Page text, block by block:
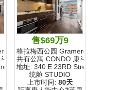
Park
售$69万9
格拉梅西公园 Gramercy Park
共有公寓 CONDO 康斗
地址: 340 E 23RD Street
统舱 STUDIO
上市时间: 80天